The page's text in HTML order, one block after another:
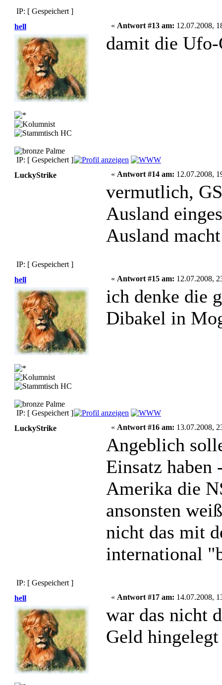
IP: [ Gespeichert ]
hell
« Antwort #13 am: 12.07.2008,
damit die Ufo-
IP: [ Gespeichert ]
LuckyStrike
« Antwort #14 am: 12.07.2008,
vermutlich,
Ausland
Ausland
IP: [ Gespeichert ]
hell
« Antwort #15 am: 12.07.2008,
ich denke die
Dibakel in
IP: [ Gespeichert ]
LuckyStrike
« Antwort #16 am: 13.07.2008,
Angeblich
Einsatz haben
Amerika die
ansonsten
nicht das mit
international
IP: [ Gespeichert ]
hell
« Antwort #17 am: 14.07.2008,
war das nicht
Geld hingelegt